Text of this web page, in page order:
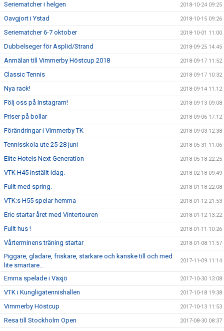
Seriematcher i helgen 2018-10-24 09:25
Oavgjort i Ystad 2018-10-15 09:26
Seriematcher 6-7 oktober 2018-10-01 11:00
Dubbelseger för Asplid/Strand 2018-09-25 14:45
Anmälan till Vimmerby Höstcup 2018 2018-09-17 11:52
Classic Tennis 2018-09-17 10:32
Nya rack! 2018-09-14 11:12
Följ oss på Instagram! 2018-09-13 09:08
Priser på bollar 2018-09-06 17:12
Förändringar i Vimmerby TK 2018-09-03 12:38
Tennisskola ute 25-28 juni 2018-05-31 11:06
Elite Hotels Next Generation 2018-05-18 22:25
VTK H45 inställt idag. 2018-02-18 09:49
Fullt med spring. 2018-01-18 22:08
VTK:s H55 spelar hemma 2018-01-12 21:53
Eric startar året med Vintertouren 2018-01-12 13:22
Fullt hus ! 2018-01-11 10:26
Vårterminens träning startar 2018-01-08 11:57
Piggare, gladare, friskare, starkare och kanske till och med
lite smartare…
2017-11-09 11:14
Emma spelade i Växjö 2017-10-30 13:08
VTK i Kungligatennishallen 2017-10-18 19:38
Vimmerby Höstcup 2017-10-13 11:53
Resa till Stockholm Open 2017-08-30 08:37